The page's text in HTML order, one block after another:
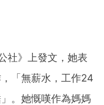
社》上發文，她表
「無薪水，工作24
。她慨嘆作為媽媽